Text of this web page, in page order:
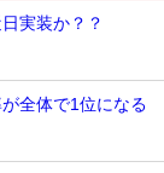
実装か？？
全体で1位になる